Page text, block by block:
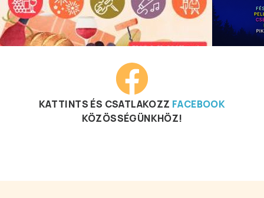
KATTINTS ÉS CSATLAKOZZ FACEBOOK
KÖZÖSSÉGÜNKHÖZ!